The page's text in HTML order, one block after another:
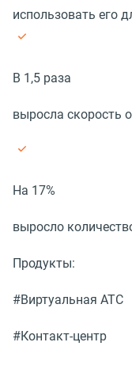
использовать его
В 1,5 раза
выросла скорость
На 17%
выросло
Продукты:
#Виртуальная АТС
#Контакт-центр